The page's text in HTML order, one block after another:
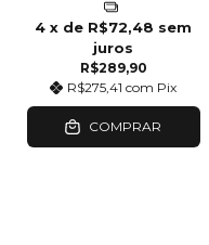
R$289,90
R$275,41com Pix
4 x de R$72,48 sem
juros
COMPRAR